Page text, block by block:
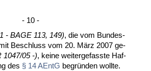
- 10 -
- BA­GE 113, 149), die vom Bun­des­
Be­schluss vom 20. März 2007 ge­
1047/05 -), kei­ne wei­ter­ge­fass­te Haf­
des § 14 AEntG be­gründen woll­te.